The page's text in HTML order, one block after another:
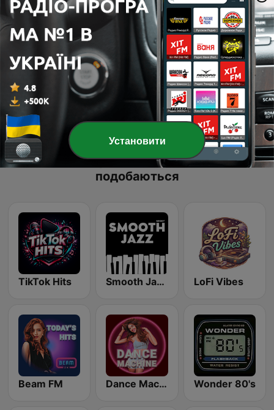
Сторінка1із 5
>>
Онлайн-радіостанції, які нам
подобаються
TikTok Hits Smooth Jazz - Groov LoFi Vibes
Beam FM Dance Machine Wonder 80's
Установити